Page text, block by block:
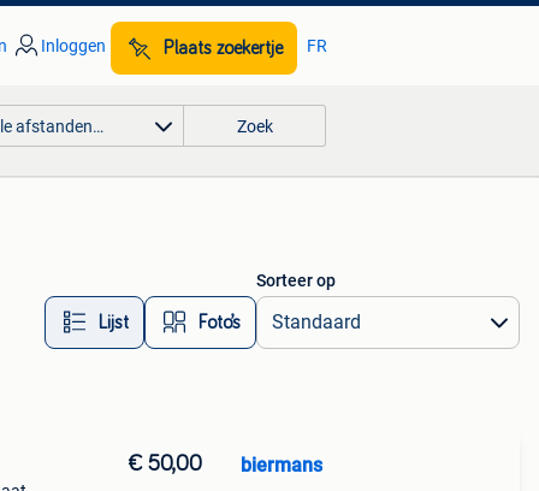
Inloggen Plaats zoekertje FR
afstanden… Zoek
Lijst Foto’s
Sorteer op
€ 50,00 biermans